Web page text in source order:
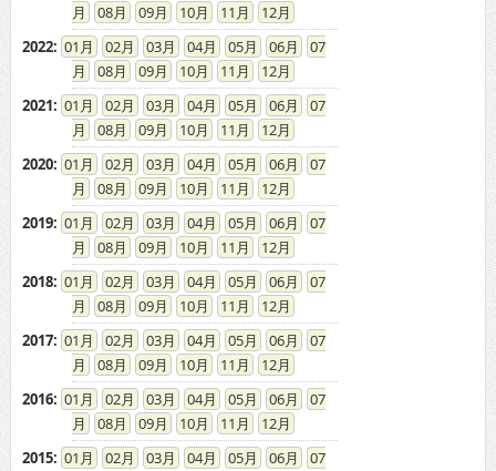
08
09 10 11
12
2022: 01 02 03 04 05 06
07
08
09 10 11
12
2021: 01 02 03 04 05 06
07
08
09 10 11
12
2020: 01 02 03 04 05 06
07
08
09 10 11
12
2019: 01 02 03 04 05 06
07
08
09 10 11
12
2018: 01 02 03 04 05 06
07
08
09 10 11
12
2017: 01 02 03 04 05 06
07
08
09 10 11
12
2016: 01 02 03 04 05 06
07
08
09 10 11
12
2015: 01 02 03 04 05 06
07